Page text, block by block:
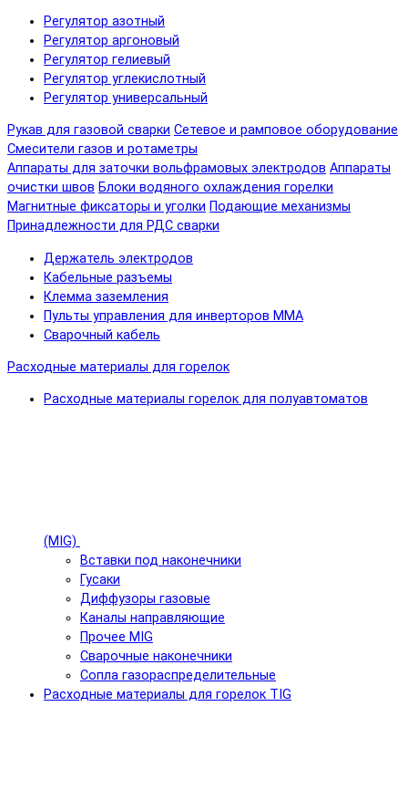
Регулятор азотный
Регулятор аргоновый
Регулятор гелиевый
Регулятор углекислотный
Регулятор универсальный
Рукав для газовой сварки Сетевое и рамповое оборудование
Смесители газов и ротаметры
Аппараты для заточки вольфрамовых электродов Аппараты
очистки швов Блоки водяного охлаждения горелки
Магнитные фиксаторы и уголки Подающие механизмы
Принадлежности для РДС сварки
Держатель электродов
Кабельные разъемы
Клемма заземления
Пульты управления для инверторов MMA
Сварочный кабель
Расходные материалы для горелок
Расходные материалы горелок для полуавтоматов
(MIG)
Вставки под наконечники
Гусаки
Диффузоры газовые
Каналы направляющие
Прочее MIG
Сварочные наконечники
Сопла газораспределительные
Расходные материалы для горелок TIG